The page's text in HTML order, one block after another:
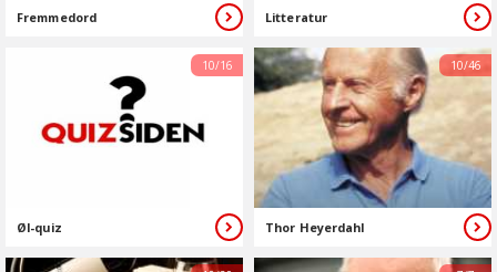
Fremmedord Litteratur
Øl-quiz
10/16
Thor Heyerdahl
10/46